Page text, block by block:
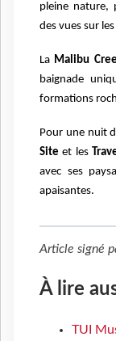
pleine nature,
des vues sur
La Malibu
baignade
formations
Pour une nuit
Site et les
avec ses
apaisantes.
Article signé
À lire
TUI